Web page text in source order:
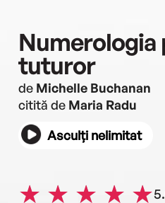
Numerologia
tuturor
de Michelle Buchanan
citită de Maria Radu
Asculți nelimitat